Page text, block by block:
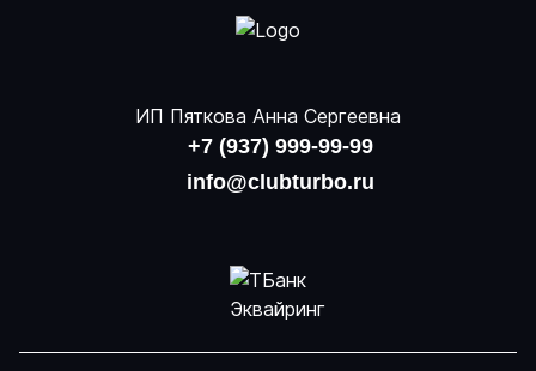
ИП Пяткова Анна Сергеевна
+7 (937) 999-99-99
info@clubturbo.ru